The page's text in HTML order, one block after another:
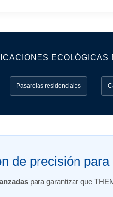
ECOLÓGICAS
Pasarelas residenciales
de precisión
para garantizar que